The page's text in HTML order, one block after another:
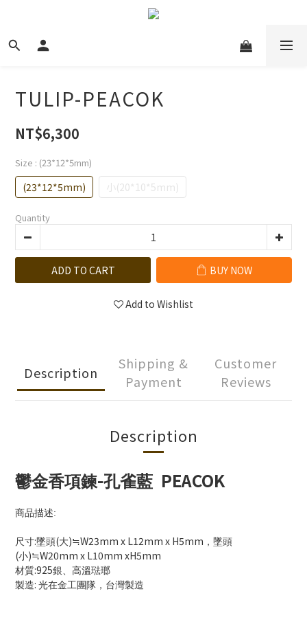
TULIP-PEACOK
NT$6,300
Size : (23*12*5mm)
(23*12*5mm) 小(20*10*5mm)
Quantity
ADD TO CART BUY NOW
Add to Wishlist
Description
Shipping &
Payment
Customer
Reviews
Description
鬱金香項鍊-孔雀藍 PEACOK
商品描述:
尺寸:墜頭(大)≒W23mm x L12mm x H5mm ，墜頭
(小)≒W20mm x L10mm xH5mm
材質:925銀、高溫琺瑯
製造: 光在金工團隊，台灣製造